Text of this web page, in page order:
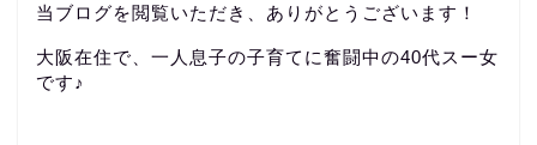
当ブログを閲覧いただき、ありがとうございます！
大阪在住で、一人息子の子育てに奮闘中の40代スー女
です♪